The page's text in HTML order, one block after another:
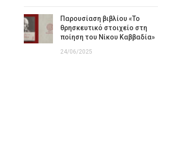
Παρουσίαση βιβλίου «Το
θρησκευτικό στοιχείο στη
ποίηση του Νίκου Καββαδία»
24/06/2025